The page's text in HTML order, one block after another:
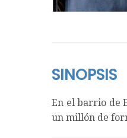
SINOPSIS
En el barrio de
un millón de